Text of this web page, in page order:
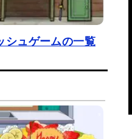
シュゲームの一覧